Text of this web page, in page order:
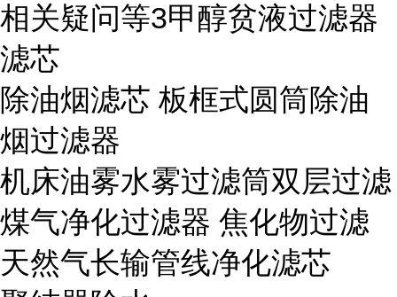
相关疑问等3甲醇贫液过滤器
滤芯
除油烟滤芯 板框式圆筒除油
烟过滤器
机床油雾水雾过滤筒双层过滤
煤气净化过滤器 焦化物过滤
天然气长输管线净化滤芯